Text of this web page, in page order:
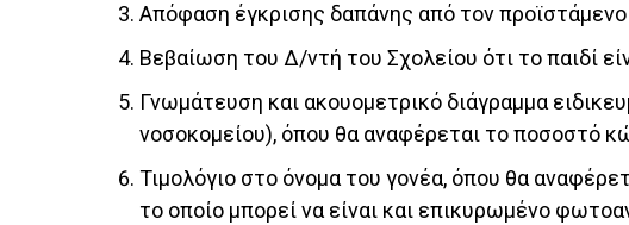
Απόφαση έγκρισης δαπάνης από τον
Βεβαίωση του Δ/ντή του Σχολείου ότι το παιδί
Γνωμάτευση και ακουομετρικό διάγραμμα
νοσοκομείου), όπου θα αναφέρεται το ποσοστό
Τιμολόγιο στο όνομα του γονέα, όπου θα
το οποίο μπορεί να είναι και επικυρωμένο